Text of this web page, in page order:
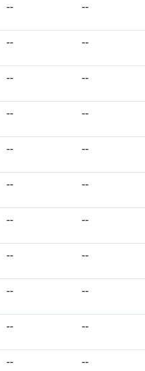
-- --
-- --
-- --
-- --
-- --
-- --
-- --
-- --
-- --
-- --
-- --